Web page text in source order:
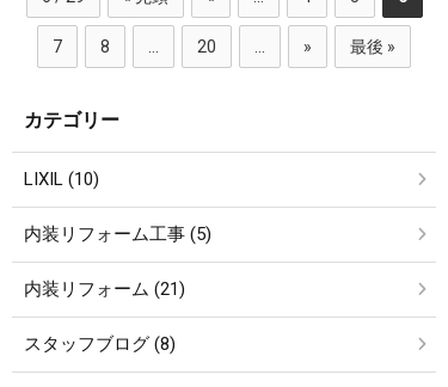
7 8 20 » 最後 »
カテゴリー
LIXIL (10)
内装リフォーム工事 (5)
内装リフォーム (21)
スタッフブログ (8)